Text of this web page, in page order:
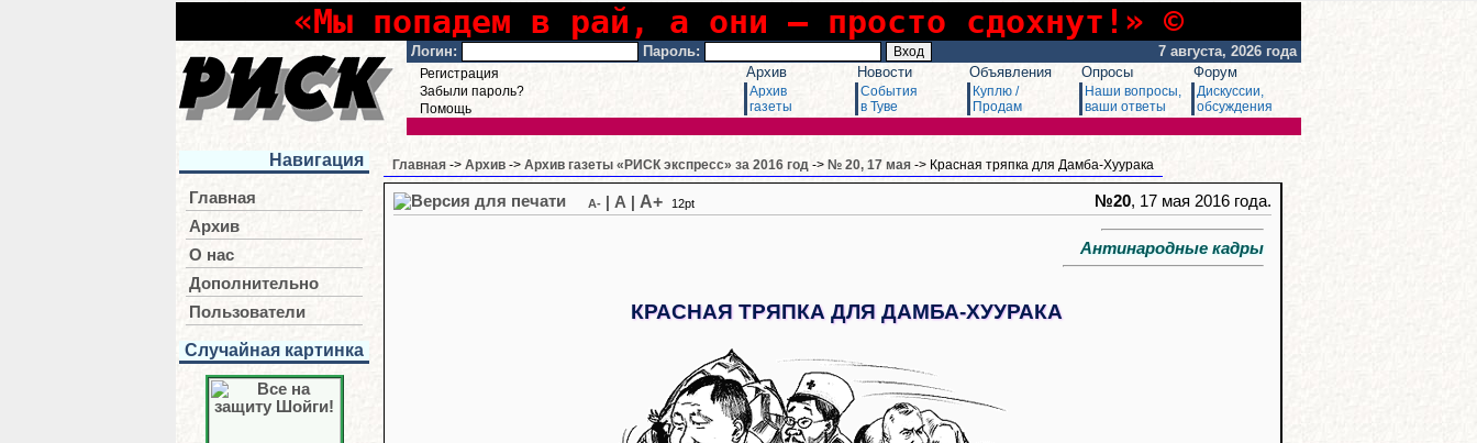
«Мы попадем в рай, а они – просто сдохнут!» ©
Логин: Пароль: 7 августа, 2026 года
Регистрация
Забыли пароль?
Помощь
Архив
Архив
газеты
Новости
События
в Туве
Объявления
Куплю /
Продам
Опросы
Наши вопросы,
ваши ответы
Форум
Дискуссии,
обсуждения
Навигация
Главная
Архив
О нас
Дополнительно
Пользователи
Случайная картинка
Главная -> Архив -> Архив газеты «РИСК экспресс» за 2016 год -> № 20, 17 мая -> Красная тряпка для Дамба-Хуурака
A- A A+ 12pt №20, 17 мая 2016 года.
Антинародные кадры
КРАСНАЯ ТРЯПКА ДЛЯ ДАМБА-ХУУРАКА